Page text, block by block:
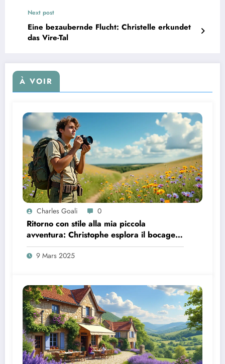
Next post
Eine bezaubernde Flucht: Christelle erkundet
das Vire-Tal
À VOIR
Charles Goali 0
Ritorno con stile alla mia piccola
avventura: Christophe esplora il bocage
di Ornais
9 Mars 2025